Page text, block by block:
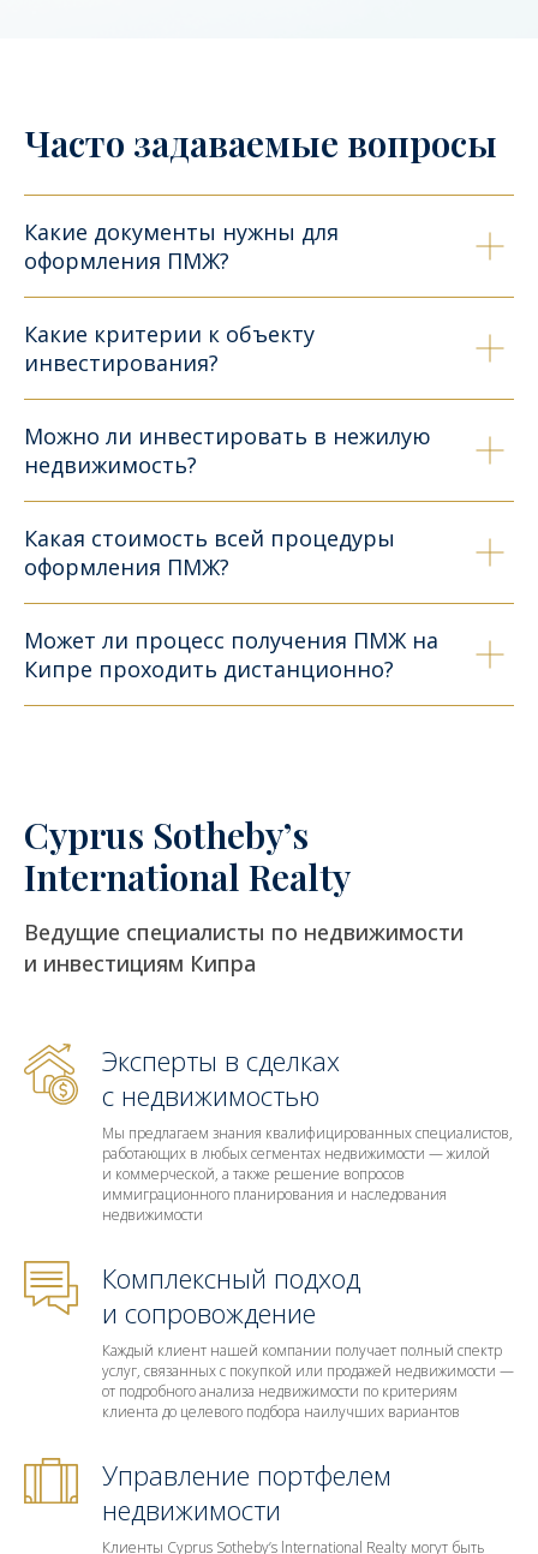
Часто задаваемые вопросы
Какие документы нужны для
оформления ПМЖ?
Какие критерии к объекту
инвестирования?
Можно ли инвестировать в нежилую
недвижимость?
Какая стоимость всей процедуры
оформления ПМЖ?
Может ли процесс получения ПМЖ на
Кипре проходить дистанционно?
Cyprus Sotheby’s
International Realty
Ведущие специалисты по недвижимости
и инвестициям Кипра
Эксперты в сделках
с недвижимостью
Мы предлагаем знания квалифицированных специалистов,
работающих в любых сегментах недвижимости — жилой
и коммерческой, а также решение вопросов
иммиграционного планирования и наследования
недвижимости
Комплексный подход
и сопровождение
Каждый клиент нашей компании получает полный спектр
услуг, связанных с покупкой или продажей недвижимости —
от подробного анализа недвижимости по критериям
клиента до целевого подбора наилучших вариантов
Управление портфелем
недвижимости
Клиенты Cyprus Sotheby’s lnternational Realty могут быть